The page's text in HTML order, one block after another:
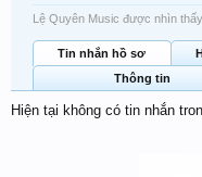
Lệ Quyên Music được nhìn
Tin nhắn hồ sơ
Thông tin
Hiện tại không có tin nhắn